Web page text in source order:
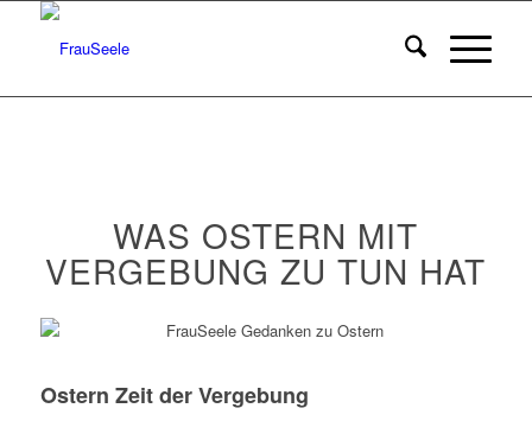
WAS OSTERN MIT
VERGEBUNG ZU TUN HAT
Ostern Zeit der Vergebung